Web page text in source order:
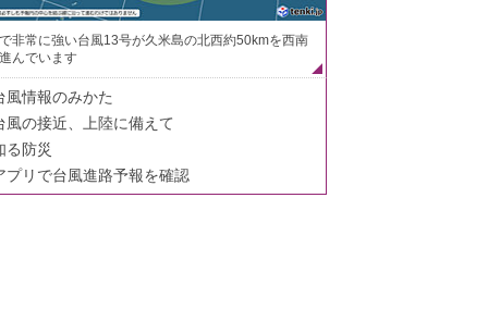
非常に強い台風13号が久米島の北西約50kmを西南
んでいます
風情報のみかた
風の接近、上陸に備えて
る防災
プリで台風進路予報を確認